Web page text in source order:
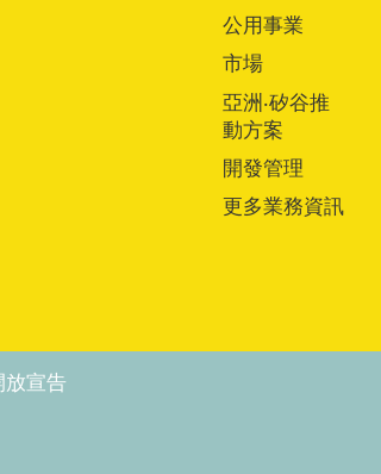
公用事業
市場
亞洲‧矽谷推
動方案
開發管理
更多業務資訊
放宣告